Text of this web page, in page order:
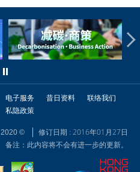
电子服务 昔日资料
联络我们
私隐政策
2020 ©
修订日期 : 2016年01月27日
备注：此内容将不会有进一步的更新。